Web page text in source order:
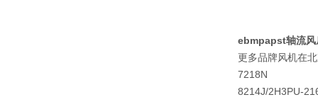
ebmpapst轴流风
更多品牌风机在
7218N
8214J/2H3PU-